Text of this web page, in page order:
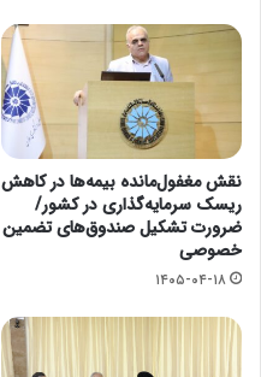
نقش مغفول‌مانده‌ بیمه‌ها در کاهش
ریسک سرمایه‌گذاری در کشور/
ضرورت تشکیل صندوق‌های تضمین
خصوصی
۱۴۰۵-۰۴-۱۸